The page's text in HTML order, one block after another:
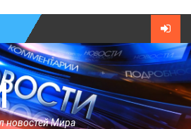
новостей Мира